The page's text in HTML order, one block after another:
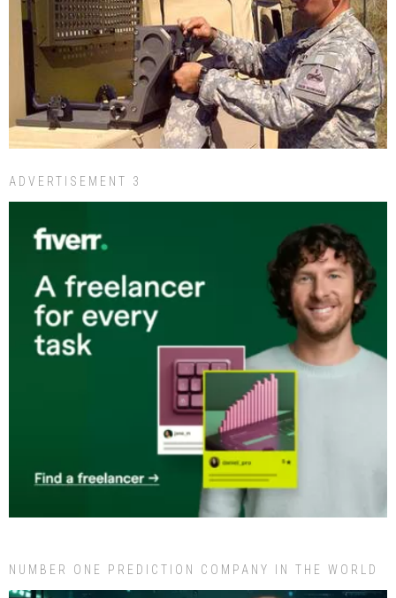
ADVERTISEMENT 3
NUMBER ONE PREDICTION COMPANY IN THE WORLD